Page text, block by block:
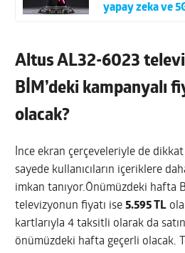
yapay zeka ve
Altus AL32-6023
BİM’deki kampanyalı
olacak?
İnce ekran çerçeveleriyle de
sayede kullanıcıların içeriklere
imkan tanıyor.Önümüzdeki hafta
televizyonun fiyatı ise5.595 TL
kartlarıyla 4 taksitli olarak da
önümüzdeki hafta geçerli olacak.